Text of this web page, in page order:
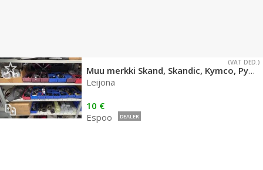
(VAT DED.)
Muu merkki Skand, Skandic, Kymco, Pyrkijä
Leijona
10 €
Espoo
DEALER